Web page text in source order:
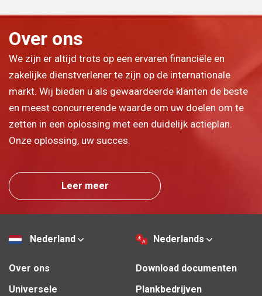
Over ons
We zijn er altijd trots op een ervaren financiële en
zakelijke dienstverlener te zijn op de internationale
markt. Wij bieden u als gewaardeerde klanten de beste
en meest concurrerende waarde om uw doelen om te
zetten in een oplossing met een duidelijk actieplan.
Onze oplossing, uw succes.
Leer meer
Nederland Nederlands
Over ons
Universele
Download documenten
Plankbedrijven